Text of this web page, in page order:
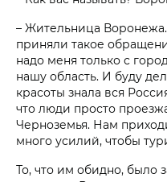
– Жительница
приняли такое
надо меня только с
нашу область. И буду
красоты знала вся
что люди просто
Черноземья. Нам
много усилий, чтобы
То, что им обидно, было